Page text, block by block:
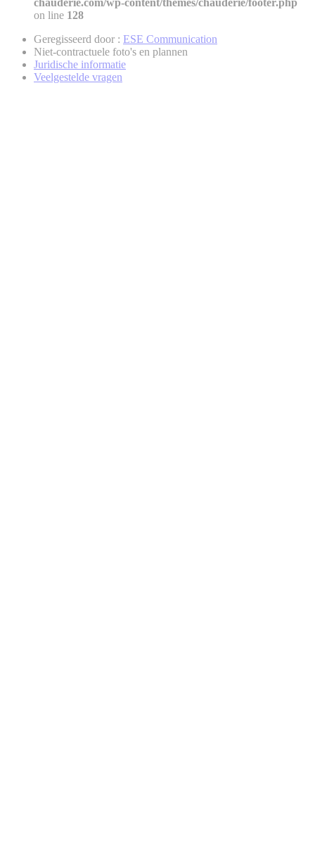
on line 128
Geregisseerd door : ESE Communication
Niet-contractuele foto's en plannen
Juridische informatie
Veelgestelde vragen